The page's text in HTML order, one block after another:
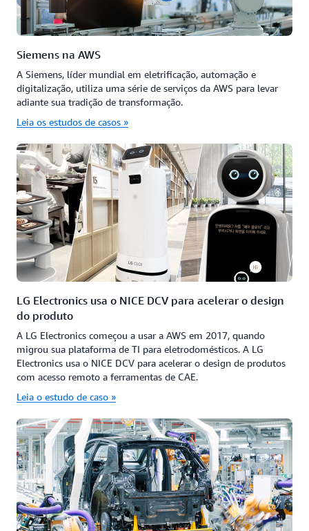
Siemens na AWS
A Siemens, líder mundial em eletrificação, automação e
digitalização, utiliza uma série de serviços da AWS para levar
adiante sua tradição de transformação.
Leia os estudos de casos »
LG Electronics usa o NICE DCV para acelerar o design
do produto
A LG Electronics começou a usar a AWS em 2017, quando
migrou sua plataforma de TI para eletrodomésticos. A LG
Electronics usa o NICE DCV para acelerar o design de produtos
com acesso remoto a ferramentas de CAE.
Leia o estudo de caso »